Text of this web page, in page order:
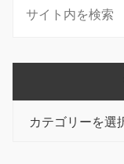
稿